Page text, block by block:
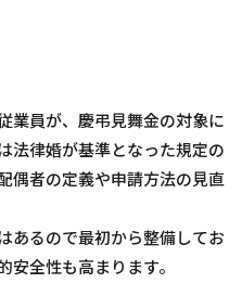
業員が、慶弔見舞金の対象に
法律婚が基準となった規定の
偶者の定義や申請方法の見直
あるので最初から整備してお
安全性も高まります。